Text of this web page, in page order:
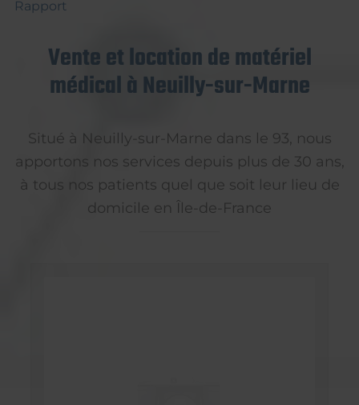
Rapport
Vente et location de matériel
médical à Neuilly-sur-Marne
Situé à Neuilly-sur-Marne dans le 93, nous
apportons nos services depuis plus de 30 ans,
à tous nos patients quel que soit leur lieu de
domicile en Île-de-France